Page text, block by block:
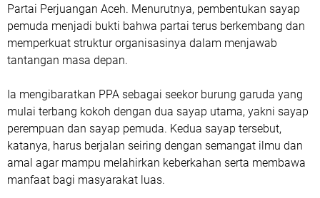
Partai Perjuangan Aceh. Menurutnya, pembentukan sayap
pemuda menjadi bukti bahwa partai terus berkembang dan
memperkuat struktur organisasinya dalam menjawab
tantangan masa depan.
Ia mengibaratkan PPA sebagai seekor burung garuda yang
mulai terbang kokoh dengan dua sayap utama, yakni sayap
perempuan dan sayap pemuda. Kedua sayap tersebut,
katanya, harus berjalan seiring dengan semangat ilmu dan
amal agar mampu melahirkan keberkahan serta membawa
manfaat bagi masyarakat luas.